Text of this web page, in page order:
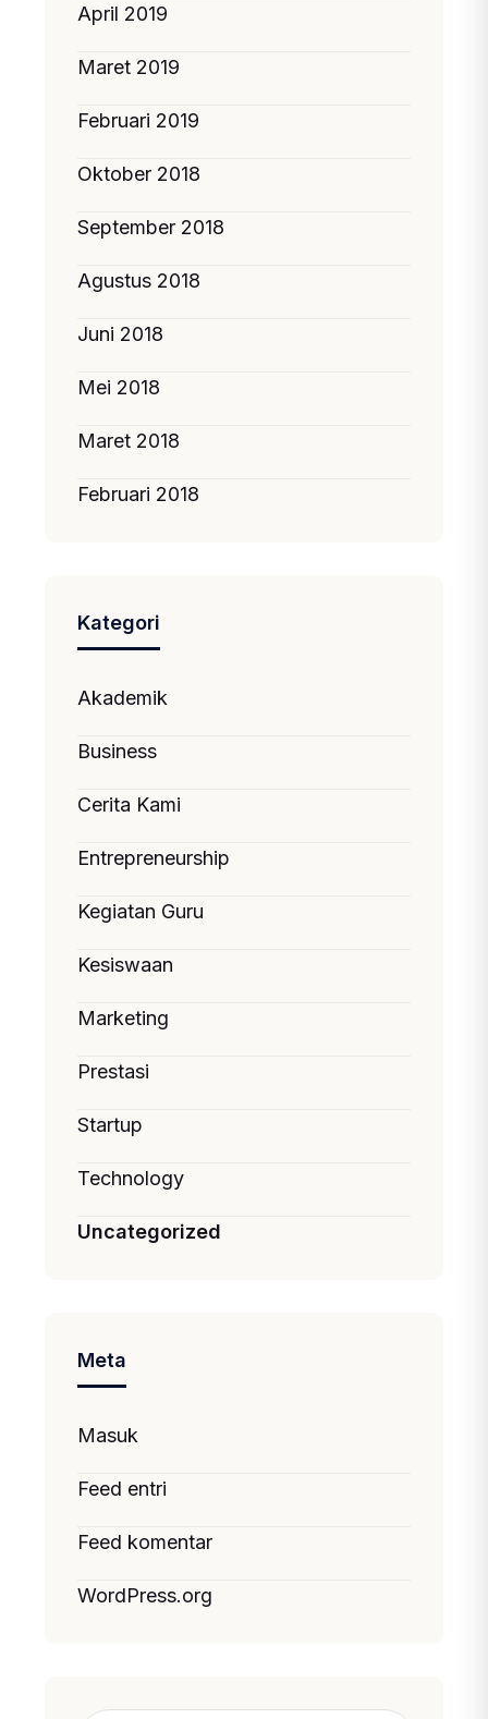
April 2019
Maret 2019
Februari 2019
Oktober 2018
September 2018
Agustus 2018
Juni 2018
Mei 2018
Maret 2018
Februari 2018
Kategori
Akademik
Business
Cerita Kami
Entrepreneurship
Kegiatan Guru
Kesiswaan
Marketing
Prestasi
Startup
Technology
Uncategorized
Meta
Masuk
Feed entri
Feed komentar
WordPress.org